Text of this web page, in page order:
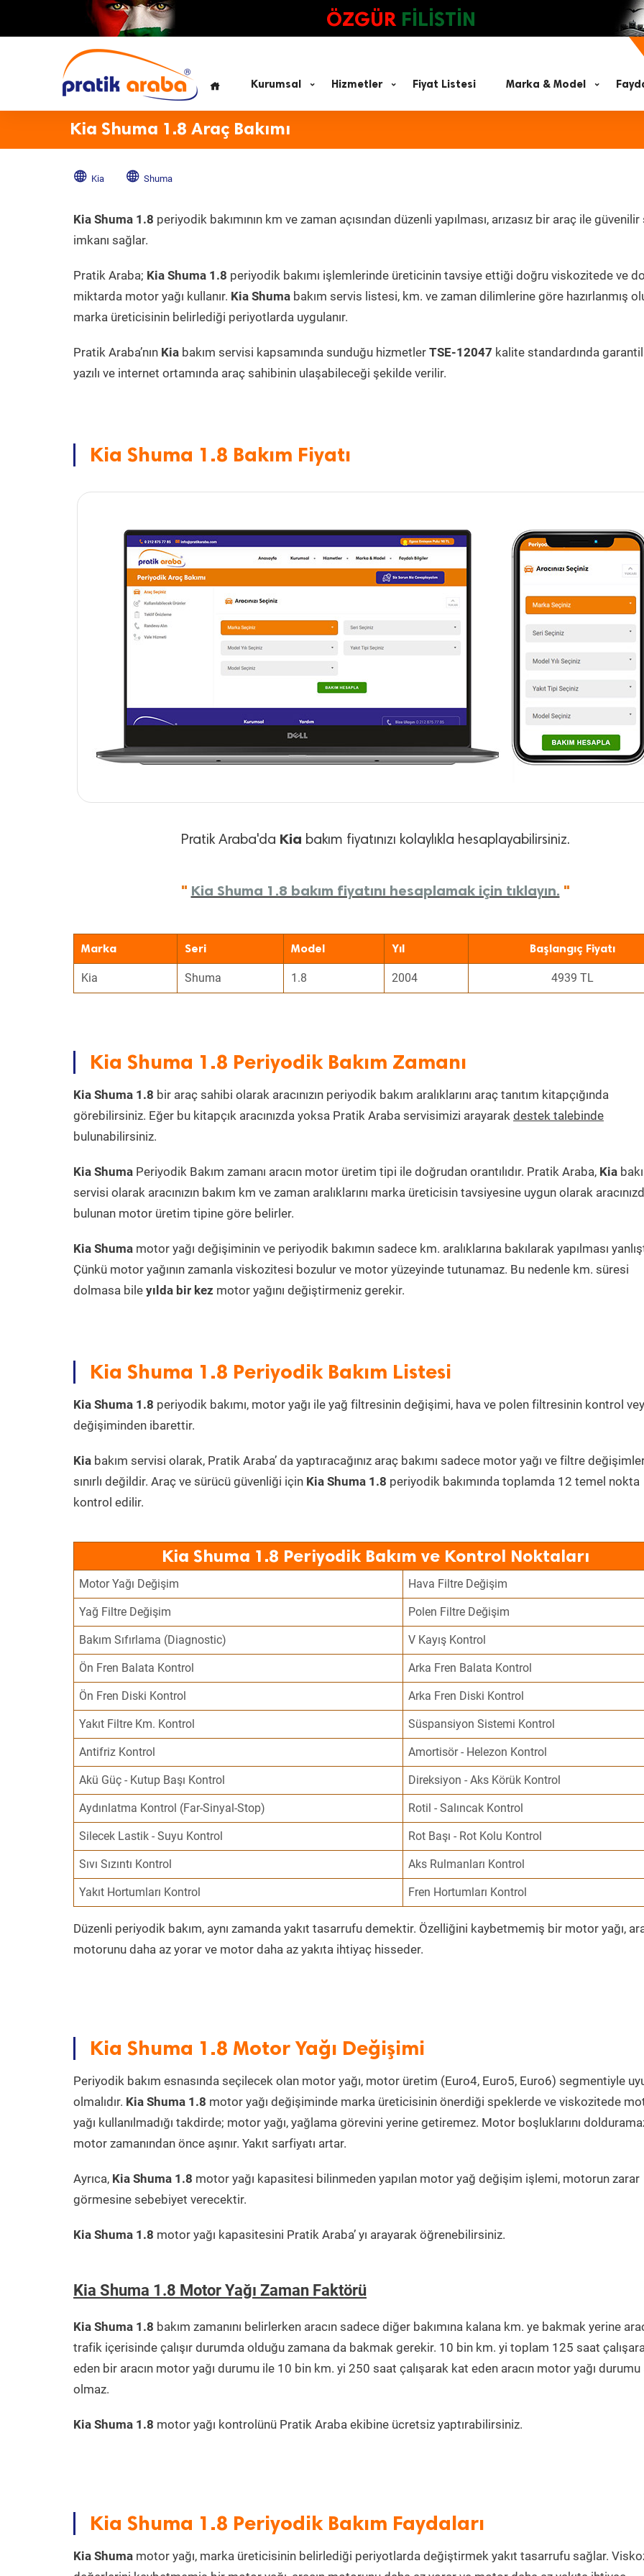
ÖZGÜR FİLİSTİN
Kurumsal Hizmetler Fiyat Listesi Marka & Model
Kia Shuma 1.8 Araç Bakımı
Kia Shuma
Kia Shuma 1.8 periyodik bakımının km ve zaman açısından düzenli yapılması, arızasız bir araç ile
imkanı sağlar.
Pratik Araba; Kia Shuma 1.8 periyodik bakımı işlemlerinde üreticinin tavsiye ettiği doğru viskozitede ve
miktarda motor yağı kullanır. Kia Shuma bakım servis listesi, km. ve zaman dilimlerine göre hazırlanmış
marka üreticisinin belirlediği periyotlarda uygulanır.
Pratik Araba’nın Kia bakım servisi kapsamında sunduğu hizmetler TSE-12047 kalite standardında
yazılı ve internet ortamında araç sahibinin ulaşabileceği şekilde verilir.
Kia Shuma 1.8 Bakım Fiyatı
Pratik Araba'da Kia bakım fiyatınızı kolaylıkla hesaplayabilirsiniz.
" Kia Shuma 1.8 bakım fiyatını hesaplamak için tıklayın. "
Marka Seri Model Yıl Başlangıç Fiyatı
Kia Shuma 1.8 2004 4939 TL
Kia Shuma 1.8 Periyodik Bakım Zamanı
Kia Shuma 1.8 bir araç sahibi olarak aracınızın periyodik bakım aralıklarını araç tanıtım kitapçığında
görebilirsiniz. Eğer bu kitapçık aracınızda yoksa Pratik Araba servisimizi arayarak destek talebinde
bulunabilirsiniz.
Kia Shuma Periyodik Bakım zamanı aracın motor üretim tipi ile doğrudan orantılıdır. Pratik Araba, Kia
servisi olarak aracınızın bakım km ve zaman aralıklarını marka üreticisin tavsiyesine uygun olarak
bulunan motor üretim tipine göre belirler.
Kia Shuma motor yağı değişiminin ve periyodik bakımın sadece km. aralıklarına bakılarak yapılması
Çünkü motor yağının zamanla viskozitesi bozulur ve motor yüzeyinde tutunamaz. Bu nedenle km. süresi
dolmasa bile yılda bir kez motor yağını değiştirmeniz gerekir.
Kia Shuma 1.8 Periyodik Bakım Listesi
Kia Shuma 1.8 periyodik bakımı, motor yağı ile yağ filtresinin değişimi, hava ve polen filtresinin kontrol
değişiminden ibarettir.
Kia bakım servisi olarak, Pratik Araba’ da yaptıracağınız araç bakımı sadece motor yağı ve filtre
sınırlı değildir. Araç ve sürücü güvenliği için Kia Shuma 1.8 periyodik bakımında toplamda 12 temel nokta
kontrol edilir.
Kia Shuma 1.8 Periyodik Bakım ve Kontrol Noktaları
Motor Yağı Değişim Hava Filtre Değişim
Yağ Filtre Değişim Polen Filtre Değişim
Bakım Sıfırlama (Diagnostic) V Kayış Kontrol
Ön Fren Balata Kontrol Arka Fren Balata Kontrol
Ön Fren Diski Kontrol Arka Fren Diski Kontrol
Yakıt Filtre Km. Kontrol Süspansiyon Sistemi Kontrol
Antifriz Kontrol Amortisör - Helezon Kontrol
Akü Güç - Kutup Başı Kontrol Direksiyon - Aks Körük Kontrol
Aydınlatma Kontrol (Far-Sinyal-Stop) Rotil - Salıncak Kontrol
Silecek Lastik - Suyu Kontrol Rot Başı - Rot Kolu Kontrol
Sıvı Sızıntı Kontrol Aks Rulmanları Kontrol
Yakıt Hortumları Kontrol Fren Hortumları Kontrol
Düzenli periyodik bakım, aynı zamanda yakıt tasarrufu demektir. Özelliğini kaybetmemiş bir motor yağı,
motorunu daha az yorar ve motor daha az yakıta ihtiyaç hisseder.
Kia Shuma 1.8 Motor Yağı Değişimi
Periyodik bakım esnasında seçilecek olan motor yağı, motor üretim (Euro4, Euro5, Euro6) segmentiyle
olmalıdır. Kia Shuma 1.8 motor yağı değişiminde marka üreticisinin önerdiği speklerde ve viskozitede
yağı kullanılmadığı takdirde; motor yağı, yağlama görevini yerine getiremez. Motor boşluklarını
motor zamanından önce aşınır. Yakıt sarfiyatı artar.
Ayrıca, Kia Shuma 1.8 motor yağı kapasitesi bilinmeden yapılan motor yağ değişim işlemi, motorun zarar
görmesine sebebiyet verecektir.
Kia Shuma 1.8 motor yağı kapasitesini Pratik Araba’ yı arayarak öğrenebilirsiniz.
Kia Shuma 1.8 Motor Yağı Zaman Faktörü
Kia Shuma 1.8 bakım zamanını belirlerken aracın sadece diğer bakımına kalana km. ye bakmak yerine
trafik içerisinde çalışır durumda olduğu zamana da bakmak gerekir. 10 bin km. yi toplam 125 saat
eden bir aracın motor yağı durumu ile 10 bin km. yi 250 saat çalışarak kat eden aracın motor yağı durumu
olmaz.
Kia Shuma 1.8 motor yağı kontrolünü Pratik Araba ekibine ücretsiz yaptırabilirsiniz.
Kia Shuma 1.8 Periyodik Bakım Faydaları
Kia Shuma motor yağı, marka üreticisinin belirlediği periyotlarda değiştirmek yakıt tasarrufu sağlar.